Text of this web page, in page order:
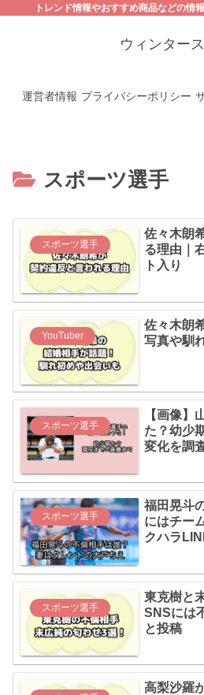
ウィンター
トレンド情報やおすすめ商品などの情
運営者情報 プライバシーポリシー
スポーツ選手
スポーツ選手
佐々木朗
る理由｜
ト入り
YouTuber
佐々木朗
写真や馴
スポーツ選手
【画像】
た？幼少
変化を調
スポーツ選手
福田晃斗
にはチー
クハラ
スポーツ選手
東克樹と
SNSには
と投稿
高梨沙羅